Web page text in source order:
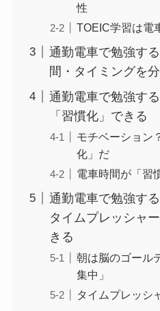
性
TOEIC学習は電
通勤電車で勉強す
間・タイミングを
通勤電車で勉強す
「習慣化」できる
モチベーション
化」だ
電車時間が「習
通勤電車で勉強す
タイムプレッシャ
きる
朝は脳のゴール
集中」
タイムプレッシ